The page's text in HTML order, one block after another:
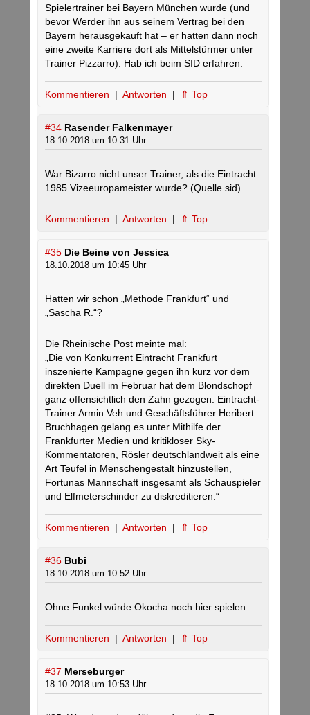
Spielertrainer bei Bayern München wurde (und
bevor Werder ihn aus seinem Vertrag bei den
Bayern herausgekauft hat – er hatten dann noch
eine zweite Karriere dort als Mittelstürmer unter
Trainer Pizzarro). Hab ich beim SID erfahren.
Kommentieren | Antworten | ⇑ Top
#34 Rasender Falkenmayer
18.10.2018 um 10:31 Uhr
War Bizarro nicht unser Trainer, als die Eintracht
1985 Vizeeuropameister wurde? (Quelle sid)
Kommentieren | Antworten | ⇑ Top
#35 Die Beine von Jessica
18.10.2018 um 10:45 Uhr
Hatten wir schon „Methode Frankfurt“ und
„Sascha R.“?
Die Rheinische Post meinte mal:
„Die von Konkurrent Eintracht Frankfurt
inszenierte Kampagne gegen ihn kurz vor dem
direkten Duell im Februar hat dem Blondschopf
ganz offensichtlich den Zahn gezogen. Eintracht-
Trainer Armin Veh und Geschäftsführer Heribert
Bruchhagen gelang es unter Mithilfe der
Frankfurter Medien und kritikloser Sky-
Kommentatoren, Rösler deutschlandweit als eine
Art Teufel in Menschengestalt hinzustellen,
Fortunas Mannschaft insgesamt als Schauspieler
und Elfmeterschinder zu diskreditieren.“
Kommentieren | Antworten | ⇑ Top
#36 Bubi
18.10.2018 um 10:52 Uhr
Ohne Funkel würde Okocha noch hier spielen.
Kommentieren | Antworten | ⇑ Top
#37 Merseburger
18.10.2018 um 10:53 Uhr